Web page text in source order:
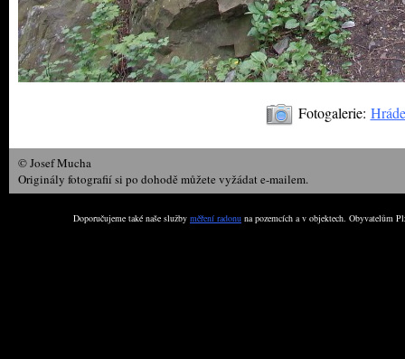
Fotogalerie:
© Josef Mucha
Originály fotografií si po dohodě můžete vyžádat e-mailem.
Doporučujeme také naše služby měření radonu na pozemcích a v objektech. Obyvatelům